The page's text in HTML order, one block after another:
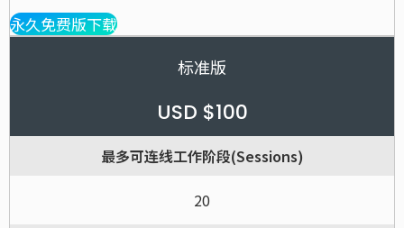
永久免费版下载
标准版
USD $100
最多可连线工作阶段(Sessions)
20